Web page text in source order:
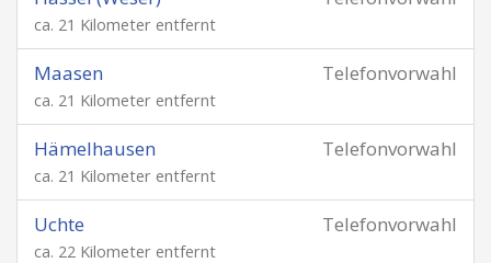
ca. 21 Kilometer entfernt
Telefonvorwahl
Maasen
ca. 21 Kilometer entfernt
Telefonvorwahl
Hämelhausen
ca. 21 Kilometer entfernt
Telefonvorwahl
Uchte
ca. 22 Kilometer entfernt